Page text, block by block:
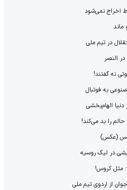
اخراج نمی‌شود
ماند
در تیم ملی
النصر
نه گفتند!
به فوتبال
را بد می‌کند!
(عکس)
در لیگ روسیه
مثل کروس!
از اردوی تیم ملی